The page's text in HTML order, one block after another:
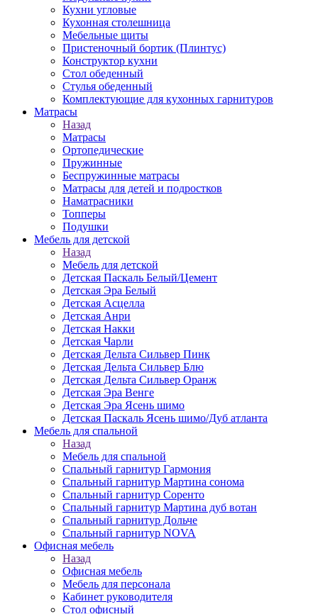
Кухни угловые
Кухонная столешница
Мебельные щиты
Пристеночный бортик (Плинтус)
Конструктор кухни
Стол обеденный
Стулья обеденный
Комплектующие для кухонных гарнитуров
Матраcы
Назад
Матраcы
Ортопедические
Пружинные
Беспружинные матрасы
Матрасы для детей и подростков
Наматрасники
Топперы
Подушки
Мебель для детской
Назад
Мебель для детской
Детская Паскаль Белый/Цемент
Детская Эра Белый
Детская Асцелла
Детская Анри
Детская Накки
Детская Чарли
Детская Дельта Сильвер Пинк
Детская Дельта Сильвер Блю
Детская Дельта Сильвер Оранж
Детская Эра Венге
Детская Эра Ясень шимо
Детская Паскаль Ясень шимо/Дуб атланта
Мебель для спальной
Назад
Мебель для спальной
Спальный гарнитур Гармония
Спальный гарнитур Мартина сонома
Спальный гарнитур Соренто
Спальный гарнитур Мартина дуб вотан
Спальный гарнитур Дольче
Спальный гарнитур NOVA
Офисная мебель
Назад
Офисная мебель
Мебель для персонала
Кабинет руководителя
Стол офисный